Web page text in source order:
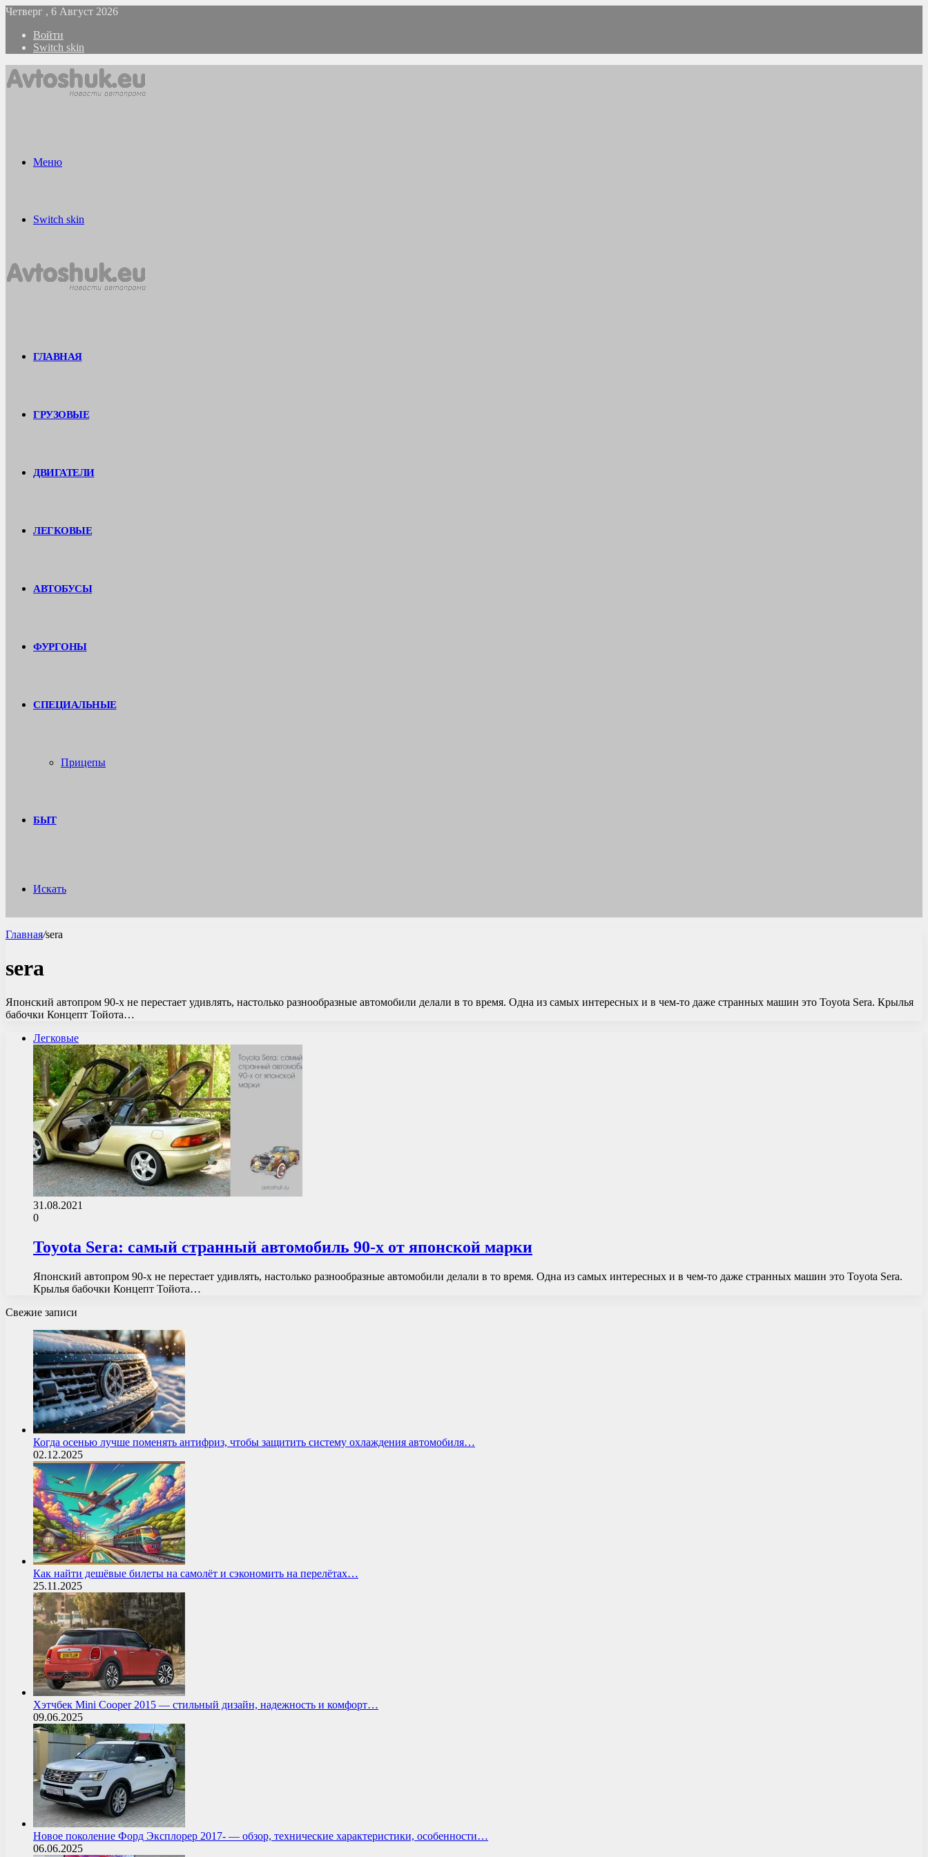
Четверг , 6 Август 2026
Войти
Switch skin
Меню
Switch skin
ГЛАВНАЯ
ГРУЗОВЫЕ
ДВИГАТЕЛИ
ЛЕГКОВЫЕ
АВТОБУСЫ
ФУРГОНЫ
СПЕЦИАЛЬНЫЕ
Прицепы
БЫТ
Искать
Главная/sera
sera
Японский автопром 90-х не перестает удивлять, настолько разнообразные автомобили делали в то время. Одна из самых интересных и в чем-то даже странных машин это Toyota Sera. Крылья
бабочки Концепт Тойота…
Легковые
31.08.2021
0
Toyota Sera: самый странный автомобиль 90-х от японской марки
Японский автопром 90-х не перестает удивлять, настолько разнообразные автомобили делали в то время. Одна из самых интересных и в чем-то даже странных машин это Toyota Sera.
Крылья бабочки Концепт Тойота…
Свежие записи
Когда осенью лучше поменять антифриз, чтобы защитить систему охлаждения автомобиля…
02.12.2025
Как найти дешёвые билеты на самолёт и сэкономить на перелётах…
25.11.2025
Хэтчбек Mini Cooper 2015 — стильный дизайн, надежность и комфорт…
09.06.2025
Новое поколение Форд Эксплорер 2017- — обзор, технические характеристики, особенности…
06.06.2025